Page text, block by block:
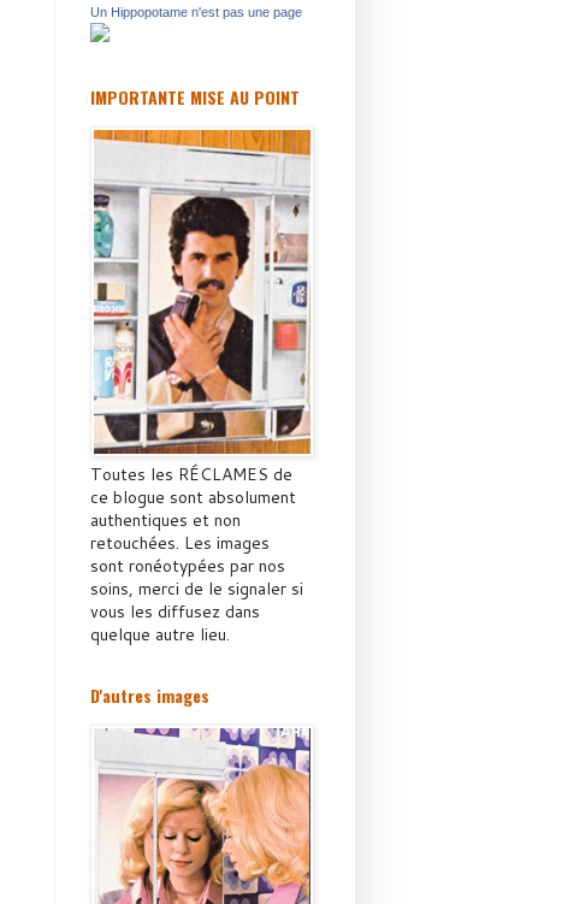
Un Hippopotame n'est pas une page
IMPORTANTE MISE AU POINT
Toutes les RÉCLAMES de
ce blogue sont absolument
authentiques et non
retouchées. Les images
sont ronéotypées par nos
soins, merci de le signaler si
vous les diffusez dans
quelque autre lieu.
D'autres images